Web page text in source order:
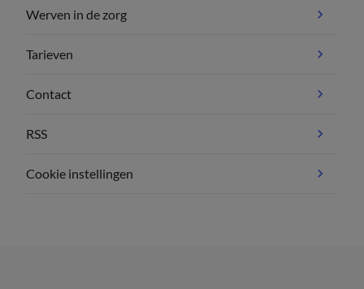
Werven in de zorg
Tarieven
Contact
RSS
Cookie instellingen